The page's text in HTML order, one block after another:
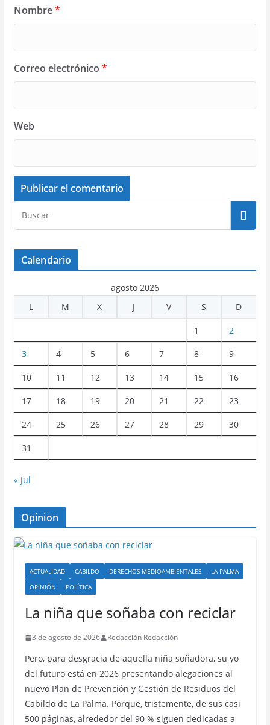
Nombre*
Correo electrónico *
Web
Calendario
agosto 2026
L
M X J V S D
1 2
3 4 5 6 7 8 9
10 11 12 13 14 15 16
17 18 19 20 21 22 23
24 25 26 27 28 29 30
31
« Jul
Opinion
ACTUALIDAD CABILDO DERECHOS MEDIOAMBIENTALES
LA PALMA
OPINIÓN
POLÍTICA
La niña que soñaba con reciclar
3 de agosto de 2026 Redacción Redacción
Pero, para desgracia de aquella niña soñadora, su yo
del futuro está en 2026 presentando alegaciones al
nuevo Plan de Prevención y Gestión de Residuos del
Cabildo de La Palma. Porque, tristemente, de sus casi
500 páginas, alrededor del 90 % siguen dedicadas a